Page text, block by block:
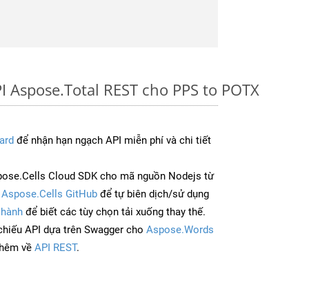
REST cho PPS to POTX
để nhận hạn ngạch API miễn phí và chi tiết
Cloud SDK cho mã nguồn Nodejs từ
Aspose.Cells GitHub để tự biên dịch/sử dụng
để biết các tùy chọn tải xuống thay thế.
API dựa trên Swagger cho Aspose.Words
về API REST.